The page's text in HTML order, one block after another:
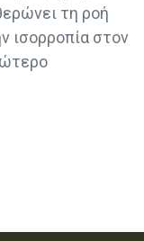
τη ροή
ισορροπία στον